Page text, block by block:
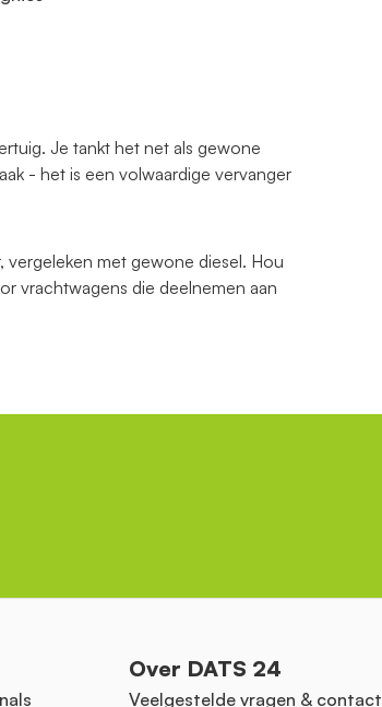
Je tankt het net als gewone
- het is een volwaardige vervanger
vergeleken met gewone diesel. Hou
vrachtwagens die deelnemen aan
Over DATS 24
Veelgestelde vragen & contact